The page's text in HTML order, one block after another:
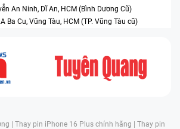
An Ninh, Dĩ An, HCM (Bình Dương Cũ)
Ba Cu, Vũng Tàu, HCM (TP. Vũng Tàu cũ)
| Thay pin iPhone 16 Plus chính hãng | Thay pin